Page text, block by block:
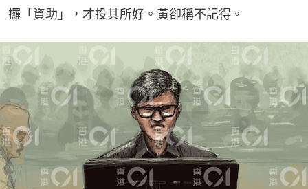
攞「資助」，才投其所好。黃卻稱不記得。